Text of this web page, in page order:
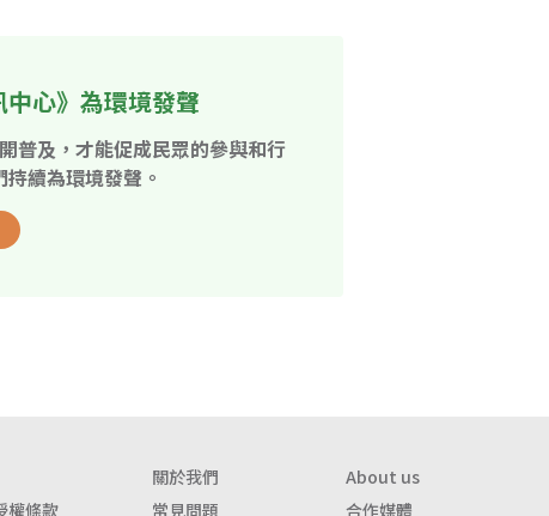
心》為環境發聲
普及，才能促成民眾的參與和行
續為環境發聲。
關於我們
About us
權條款 常見問題 合作媒體